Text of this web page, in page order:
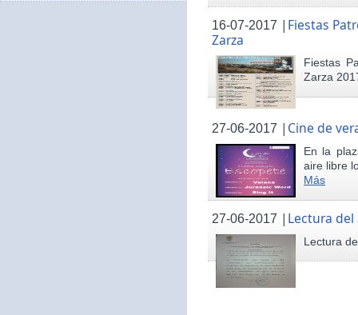
16-07-2017 | Fiestas
Zarza
Fiestas
Zarza
27-06-2017 | Cine de
En la
aire libre
Más
27-06-2017 | Lectura del
Lectura